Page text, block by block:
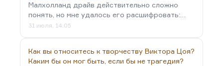
Малхолланд драйв действительно сложно
понять, но мне удалось его расшифровать:…
31 июля, 14:05
Как вы относитесь к творчеству Виктора Цоя?
Каким бы он мог быть, если бы не трагедия?